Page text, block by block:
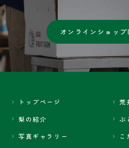
オンラインショップ
トップページ
荒
梨の紹介
ぶ
写真ギャラリー
こ